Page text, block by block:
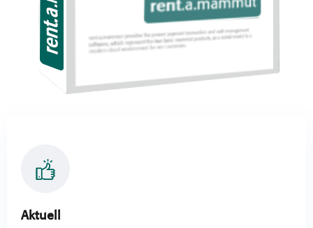
Aktuell